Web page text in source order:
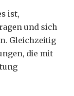
ist,
und sich
Gleichzeitig
die mit